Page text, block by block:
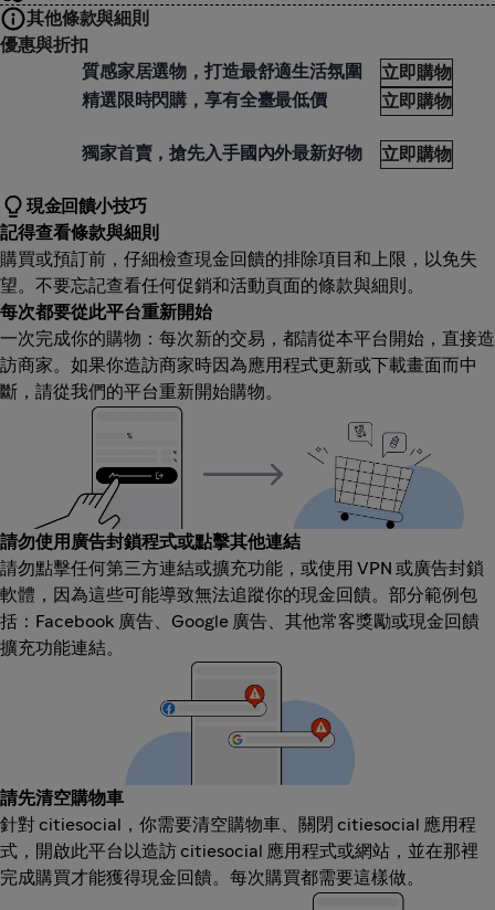
其他條款與細則
優惠與折扣
質感家居選物，打造最舒適生活氛圍
立即購物
精選限時閃購，享有全臺最低價 立即購物
獨家首賣，搶先入手國內外最新好物 立即購物
現金回饋小技巧
記得查看條款與細則
購買或預訂前，仔細檢查現金回饋的排除項目和上限，以免失
望。不要忘記查看任何促銷和活動頁面的條款與細則。
每次都要從此平台重新開始
一次完成你的購物：每次新的交易，都請從本平台開始，直接造
訪商家。如果你造訪商家時因為應用程式更新或下載畫面而中
斷，請從我們的平台重新開始購物。
請勿使用廣告封鎖程式或點擊其他連結
請勿點擊任何第三方連結或擴充功能，或使用 VPN 或廣告封鎖
軟體，因為這些可能導致無法追蹤你的現金回饋。部分範例包
括：Facebook 廣告、Google 廣告、其他常客獎勵或現金回饋
擴充功能連結。
請先清空購物車
針對 citiesocial，你需要清空購物車、關閉 citiesocial 應用程
式，開啟此平台以造訪 citiesocial 應用程式或網站，並在那裡
完成購買才能獲得現金回饋。每次購買都需要這樣做。